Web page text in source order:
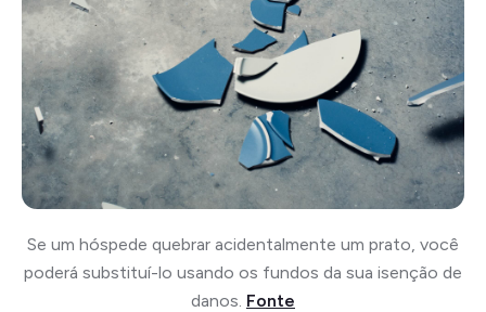
Se um hóspede quebrar acidentalmente um prato, você
poderá substituí-lo usando os fundos da sua isenção de
danos. Fonte